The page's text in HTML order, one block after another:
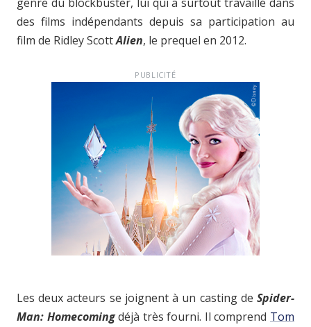
des films indépendants depuis sa participation au
film de Ridley ScottAlien, le prequel en 2012.
PUBLICITÉ
Les deux acteurs se joignent à un casting de Spider-
Man: Homecomingdéjà très fourni. Il comprend Tom